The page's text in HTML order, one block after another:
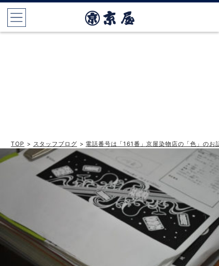
TOP > スタッフブログ > 電話番号は「161番」京屋染物店の「色」のお